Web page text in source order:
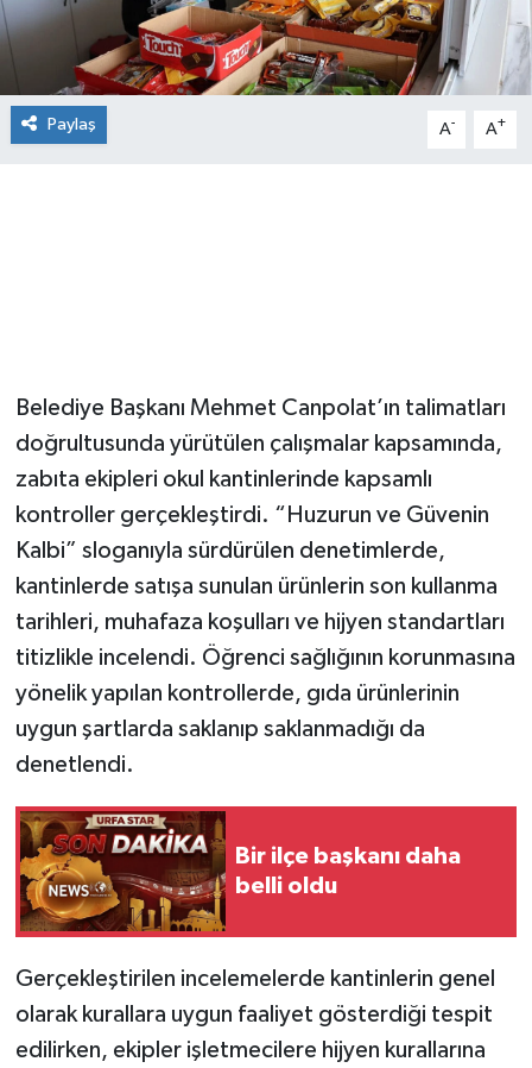
Paylaş A- A+
Belediye Başkanı Mehmet Canpolat’ın talimatları
doğrultusunda yürütülen çalışmalar kapsamında,
zabıta ekipleri okul kantinlerinde kapsamlı
kontroller gerçekleştirdi. “Huzurun ve Güvenin
Kalbi” sloganıyla sürdürülen denetimlerde,
kantinlerde satışa sunulan ürünlerin son kullanma
tarihleri, muhafaza koşulları ve hijyen standartları
titizlikle incelendi. Öğrenci sağlığının korunmasına
yönelik yapılan kontrollerde, gıda ürünlerinin
uygun şartlarda saklanıp saklanmadığı da
denetlendi.
Bir ilçe başkanı daha
belli oldu
Gerçekleştirilen incelemelerde kantinlerin genel
olarak kurallara uygun faaliyet gösterdiği tespit
edilirken, ekipler işletmecilere hijyen kurallarına